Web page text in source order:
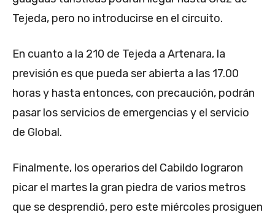
Tejeda, pero no introducirse en el circuito.
En cuanto a la 210 de Tejeda a Artenara, la
previsión es que pueda ser abierta a las 17.00
horas y hasta entonces, con precaución, podrán
pasar los servicios de emergencias y el servicio
de Global.
Finalmente, los operarios del Cabildo lograron
picar el martes la gran piedra de varios metros
que se desprendió, pero este miércoles prosiguen